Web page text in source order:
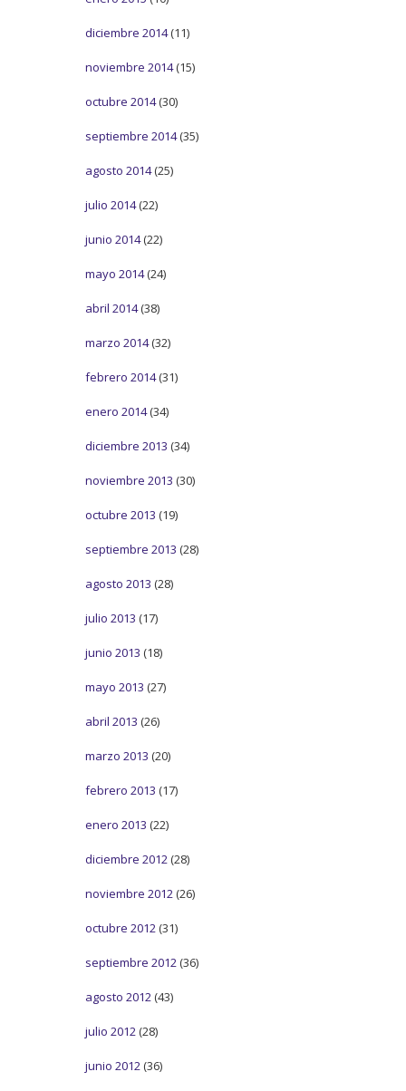
diciembre 2014(11)
noviembre 2014(15)
octubre 2014(30)
septiembre 2014(35)
agosto 2014(25)
julio 2014(22)
junio 2014(22)
mayo 2014(24)
abril 2014(38)
marzo 2014(32)
febrero 2014(31)
enero 2014(34)
diciembre 2013 (34)
noviembre 2013 (30)
octubre 2013 (19)
septiembre 2013 (28)
agosto 2013 (28)
julio 2013 (17)
junio 2013 (18)
mayo 2013 (27)
abril 2013 (26)
marzo 2013 (20)
febrero 2013 (17)
enero 2013 (22)
diciembre 2012 (28)
noviembre 2012 (26)
octubre 2012 (31)
septiembre 2012 (36)
agosto 2012 (43)
julio 2012 (28)
junio 2012 (36)